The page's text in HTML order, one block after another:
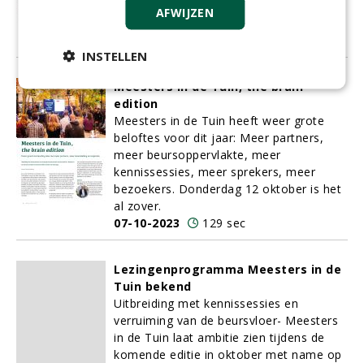
krasbestendigheid en
onderhoudsvriendelijkheid.
Meesters in de Tuin, the brain
edition
Meesters in de Tuin heeft weer grote
beloftes voor dit jaar: Meer partners,
meer beursoppervlakte, meer
kennissessies, meer sprekers, meer
bezoekers. Donderdag 12 oktober is het
al zover.
07-10-2023
129 sec
Lezingenprogramma Meesters in de
Tuin bekend
Uitbreiding met kennissessies en
verruiming van de beursvloer- Meesters
in de Tuin laat ambitie zien tijdens de
komende editie in oktober met name op
AFWIJZEN
INSTELLEN